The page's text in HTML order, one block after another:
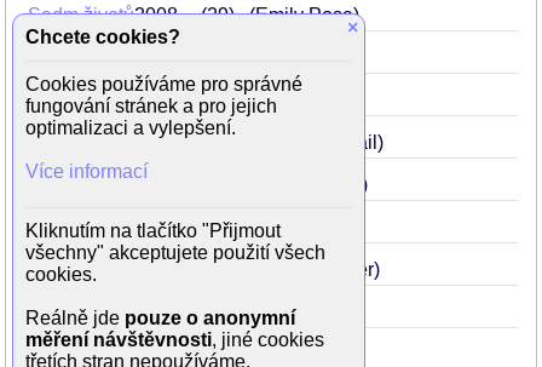
Sedm životů2008 29 (Emily Posa)
Auto zabiják2007 28 (Abernathy)
Sin City - město hříchu (Gail)
Alexander Veliký (Roxane)
Vítejte v džungli2003 24 (Mariana)
25. hodina 2002 (Naturelle Rivier)
Pluto Nash 2002 23 (Dina Lake)
Muži v černém 22002
23
×
Chcete cookies?
Cookies používáme pro správné
fungování stránek a pro jejich
optimalizaci a vylepšení.
Více informací
Kliknutím na tlačítko "Přijmout
všechny" akceptujete použití všech
cookies.
Reálně jde pouze o anonymní
měření návštěvnosti, jiné cookies
třetích stran nepoužíváme.